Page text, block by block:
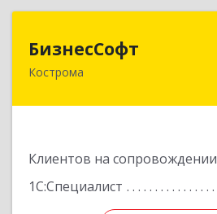
БизнесСофт
Кострома
Клиентов на сопровождении
1С:Специалист